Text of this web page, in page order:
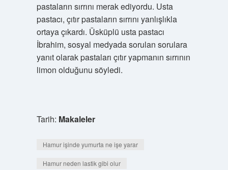
pastaların sırrını merak ediyordu. Usta
pastacı, çıtır pastaların sırrını yanlışlıkla
ortaya çıkardı. Üsküplü usta pastacı
İbrahim, sosyal medyada sorulan sorulara
yanıt olarak pastaları çıtır yapmanın sırrının
limon olduğunu söyledi.
Tarih: Makaleler
Hamur işinde yumurta ne işe yarar
Hamur neden lastik gibi olur